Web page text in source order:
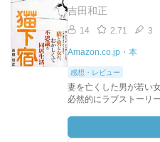
吉田和正
14 2.71 3
Amazon.co.jp・本
感想・レビュー
妻を亡くした男が若い
必然的にラブストーリ